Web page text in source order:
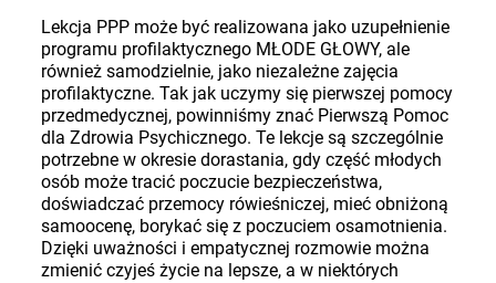
Lekcja PPP może być realizowana jako uzupełnienie
programu profilaktycznego MŁODE GŁOWY, ale
również samodzielnie, jako niezależne zajęcia
profilaktyczne. Tak jak uczymy się pierwszej pomocy
przedmedycznej, powinniśmy znać Pierwszą Pomoc
dla Zdrowia Psychicznego. Te lekcje są szczególnie
potrzebne w okresie dorastania, gdy część młodych
osób może tracić poczucie bezpieczeństwa,
doświadczać przemocy rówieśniczej, mieć obniżoną
samoocenę, borykać się z poczuciem osamotnienia.
Dzięki uważności i empatycznej rozmowie można
zmienić czyjeś życie na lepsze, a w niektórych